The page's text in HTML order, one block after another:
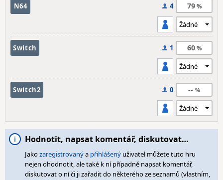
N64 4 79
Switch 1 60
Switch2 0 --
Hodnotit, napsat komentář, diskutovat…
Jakozaregistrovanýa přihlášený uživatel můžete tuto hru
nejen ohodnotit, ale také k ní případně napsat komentář,
diskutovat o ní či ji zařadit do některého ze seznamů (vlastním,